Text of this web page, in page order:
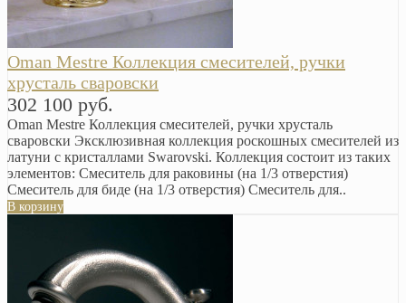
Oman Mestre Коллекция смесителей, ручки
хрусталь сваровски
302 100 руб.
Oman Mestre Коллекция смесителей, ручки хрусталь
сваровски Эксклюзивная коллекция роскошных смесителей из
латуни c кристаллами Swarovski. Коллекция состоит из таких
элементов: Cмеситель для раковины (на 1/3 отверстия)
Смеситель для биде (на 1/3 отверстия) Смеситель для..
В корзину